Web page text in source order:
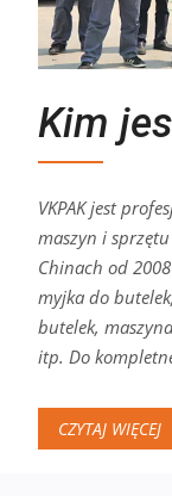
Kim
VKPAK jest
maszyn i
Chinach od
myjka do
butelek,
itp. Do
CZYTAJ WIĘCEJ